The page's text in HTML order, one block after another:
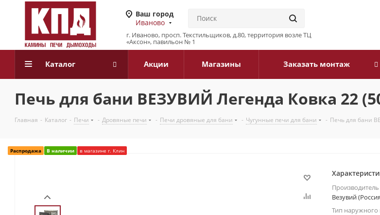
Ваш город
Иваново
г. Иваново, просп. Текстильщиков, д.80, территория возле ТЦ
«Аксон», павильон № 1
Каталог Акции Магазины Заказать монтаж
Печь для бани ВЕЗУВИЙ Легенда Ковка 22
Главная - Каталог - Печи - Дровяные печи - Печи дровяные для бани - Чугунные печи для бани - Печь для бани
Распродажа В наличии в магазине г. Клин
Производитель
Везувий
Тип наружного